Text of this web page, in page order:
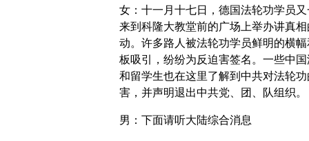
女：十一月十七日，德国法轮功学员又
来到科隆大教堂前的广场上举办讲真相
动。许多路人被法轮功学员鲜明的横幅
板吸引，纷纷为反迫害签名。一些中国
和留学生也在这里了解到中共对法轮功
害，并声明退出中共党、团、队组织。
男：下面请听大陆综合消息